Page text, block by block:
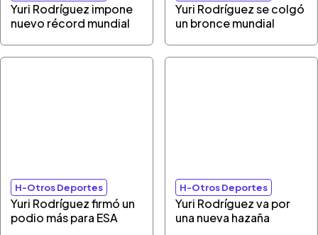
Yuri Rodríguez impone
nuevo récord mundial
Yuri Rodríguez se colgó
un bronce mundial
H-Otros Deportes
Yuri Rodríguez firmó un
podio más para ESA
H-Otros Deportes
Yuri Rodríguez va por
una nueva hazaña